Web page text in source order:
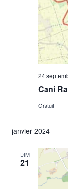
Cani
24
Gratuit
janvier 2024
DIM
21